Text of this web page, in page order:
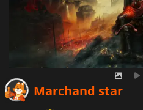
Marchand star